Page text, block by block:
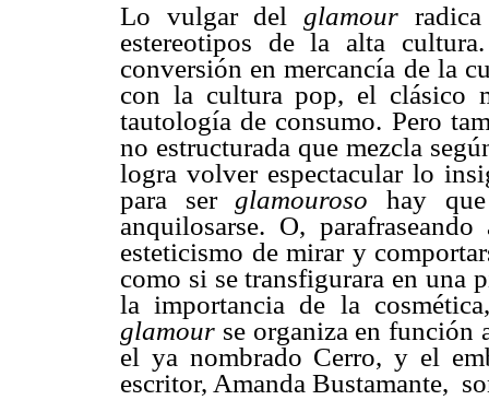
Lo vulgar delglamour
estereotipos de la alta cultura.
conversión en mercancía de la
con la cultura pop, el clásico
tautología de consumo. Pero
no estructurada que mezcla
logra volver espectacular lo
para serglamouroso hay
anquilosarse. O,
esteticismo de mirar y
como si se transfigurara en una
la importancia de la
glamour se organiza en función
el ya nombrado Cerro, y el
escritor, Amanda Bustamante,